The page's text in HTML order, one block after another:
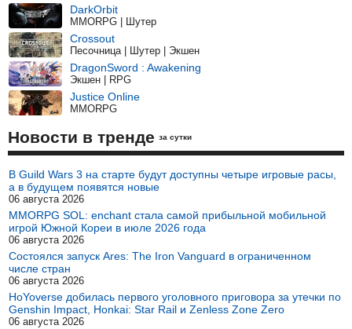
DarkOrbit
MMORPG | Шутер
Crossout
Песочница | Шутер | Экшен
DragonSword : Awakening
Экшен | RPG
Justice Online
MMORPG
Новости в тренде за сутки
В Guild Wars 3 на старте будут доступны четыре игровые расы,
а в будущем появятся новые
06 августа 2026
MMORPG SOL: enchant стала самой прибыльной мобильной
игрой Южной Кореи в июле 2026 года
06 августа 2026
Состоялся запуск Ares: The Iron Vanguard в ограниченном
числе стран
06 августа 2026
HoYoverse добилась первого уголовного приговора за утечки по
Genshin Impact, Honkai: Star Rail и Zenless Zone Zero
06 августа 2026